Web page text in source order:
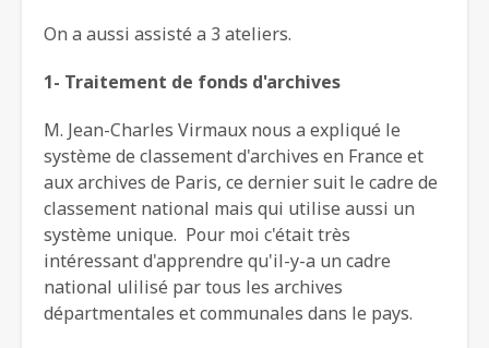
On a aussi assisté a 3 ateliers.
1- Traitement de fonds d'archives
M. Jean-Charles Virmaux nous a expliqué le
système de classement d'archives en France et
aux archives de Paris, ce dernier suit le cadre de
classement national mais qui utilise aussi un
système unique. Pour moi c'était très
intéressant d'apprendre qu'il-y-a un cadre
national ulilisé par tous les archives
départmentales et communales dans le pays.